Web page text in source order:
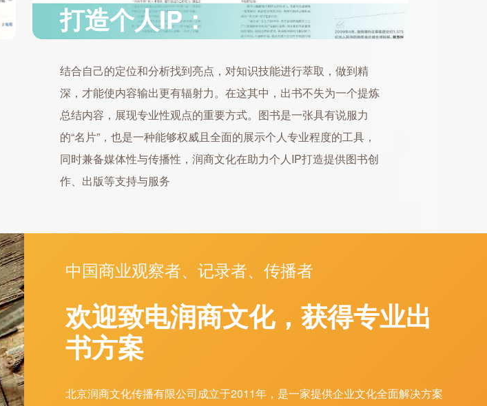
打造个人IP：
结合自己的定位和分析找到亮点，对知识技能进行萃取，做到精
深，才能使内容输出更有辐射力。在这其中，出书不失为一个提炼
总结内容，展现专业性观点的重要方式。图书是一张具有说服力
的“名片”，也是一种能够权威且全面的展示个人专业程度的工具，
同时兼备媒体性与传播性，润商文化在助力个人IP打造提供图书创
作、出版等支持与服务
中国商业观察者、记录者、传播者
欢迎致电润商文化，获得专业出
书方案
北京润商文化传播有限公司成立于2011年，是一家提供企业文化全面解决方案